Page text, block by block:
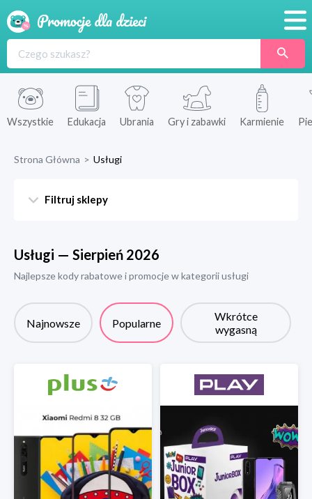
Produkty
Sklepy
Wszystkie Edukacja Ubrania Gry i zabawki Karmienie
Strona Główna > Usługi
Filtruj sklepy
Usługi — Sierpień 2026
Najlepsze kody rabatowe i promocje w kategoriiusługi
Najnowsze Popularne
Wkrótce
wygasną